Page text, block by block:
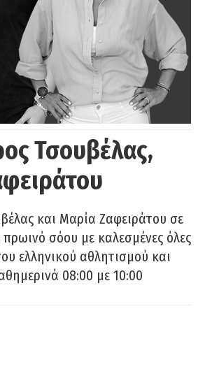
Τσουβέλας,
και Μαρία Ζαφειράτου σε
πρωινό σόου με καλεσμένες όλες
ελληνικού αθλητισμού και
08:00 με 10:00